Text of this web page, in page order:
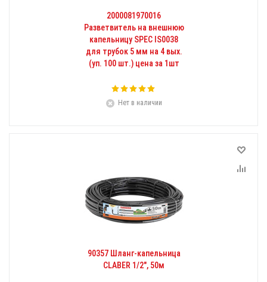
2000081970016
Разветвитель на внешнюю
капельницу SPEC IS0038
для трубок 5 мм на 4 вых.
(уп. 100 шт.) цена за 1шт
Нет в наличии
90357 Шланг-капельница
CLABER 1/2", 50м